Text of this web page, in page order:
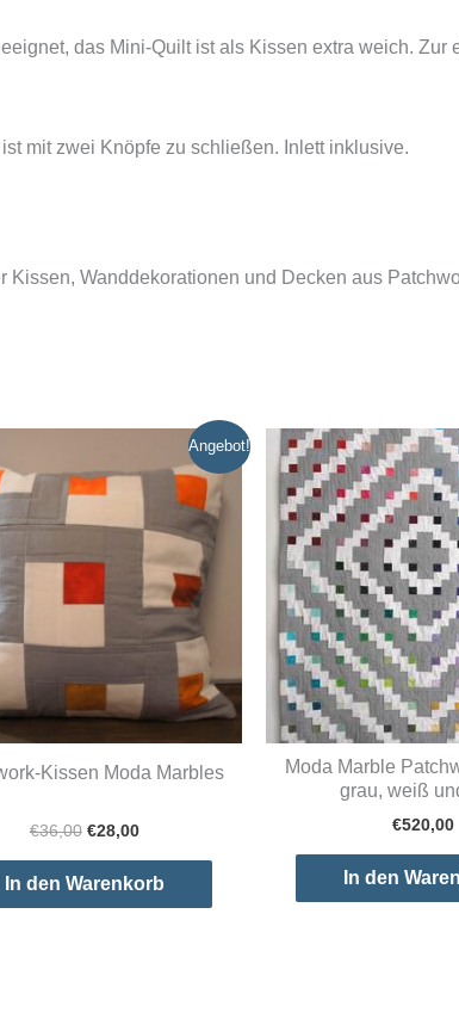
das Mini-Quilt ist als Kissen extra weich.
mit zwei Knöpfe zu schließen. Inlett inklusive.
Kissen, Wanddekorationen und Decken aus
Angebot!
Kissen Moda Marbles
€36,00 Ursprünglicher
€36,00
€28,00Aktueller
ist:
€28,00.
In den Warenkorb
Moda Marble
grau, weiß
€520,00
In den